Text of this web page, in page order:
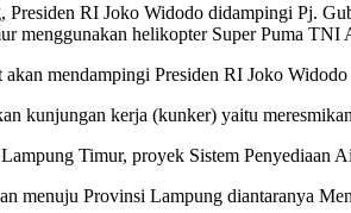
Presiden RI Joko Widodo didampingi Pj.
menggunakan helikopter Super Puma TNI
akan mendampingi Presiden RI Joko
kunjungan kerja (kunker) yaitu
Timur, proyek Sistem Penyediaan
menuju Provinsi Lampung diantaranya